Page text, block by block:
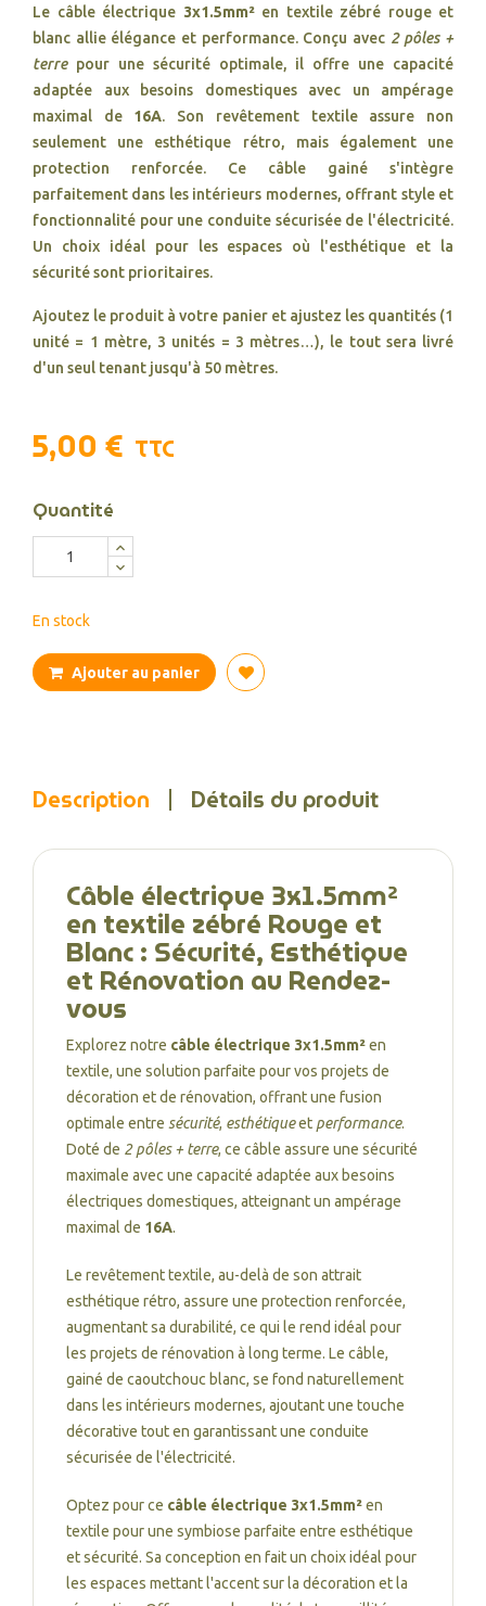
Le câble électrique 3x1.5mm²en textile zébré rouge et
blanc allie élégance et performance. Conçu avec 2 pôles +
terrepour une sécurité optimale, il offre une capacité
adaptée aux besoins domestiques avec un ampérage
maximal de 16A. Son revêtement textile assure non
seulement une esthétique rétro, mais également une
protection renforcée. Ce câble gainé s'intègre
parfaitement dans les intérieurs modernes, offrant style et
fonctionnalité pour une conduite sécurisée de l'électricité.
Un choix idéal pour les espaces où l'esthétique et la
sécurité sont prioritaires.
Ajoutez le produit à votre panier et ajustez les quantités (1
unité = 1 mètre, 3 unités = 3 mètres…), le tout sera livré
d'un seul tenant jusqu'à 50 mètres.
5,00 € TTC
Quantité
En stock
Ajouter au panier
Description Détails du produit
Câble électrique 3x1.5mm²
en textile zébré Rouge et
Blanc : Sécurité, Esthétique
et Rénovation au Rendez-
vous
Explorez notre câble électrique 3x1.5mm²en
textile, une solution parfaite pour vos projets de
décoration et de rénovation, offrant une fusion
optimale entre sécurité, esthétiqueet performance.
Doté de 2 pôles + terre, ce câble assure une sécurité
maximale avec une capacité adaptée aux besoins
électriques domestiques, atteignant un ampérage
maximal de 16A.
Le revêtement textile, au-delà de son attrait
esthétique rétro, assure une protection renforcée,
augmentant sa durabilité, ce qui le rend idéal pour
les projets de rénovation à long terme. Le câble,
gainé de caoutchouc blanc, se fond naturellement
dans les intérieurs modernes, ajoutant une touche
décorative tout en garantissant une conduite
sécurisée de l'électricité.
Optez pour ce câble électrique 3x1.5mm²en
textile pour une symbiose parfaite entre esthétique
et sécurité. Sa conception en fait un choix idéal pour
les espaces mettant l'accent sur la décoration et la